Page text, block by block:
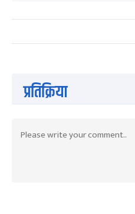
प्रतिक्रिया